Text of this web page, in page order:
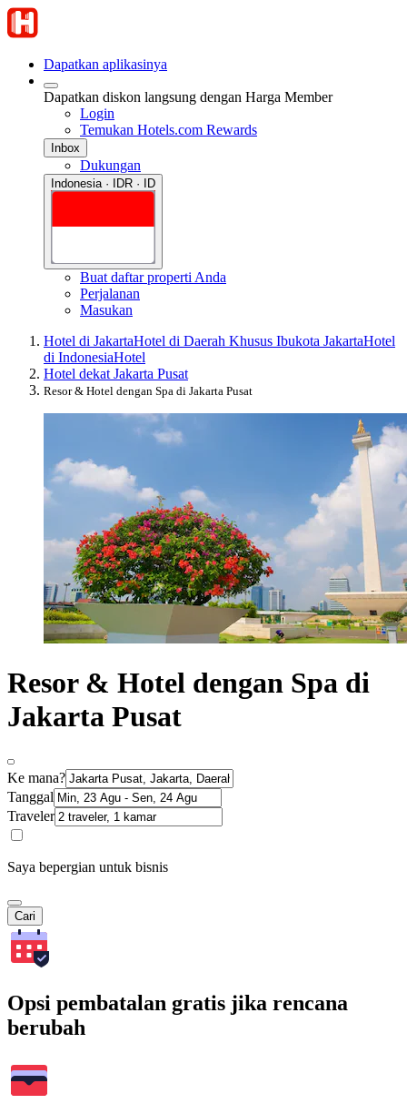
Dapatkan aplikasinya
Dapatkan diskon langsung dengan Harga Member
Login
Temukan Hotels.com Rewards
Inbox
Dukungan
Indonesia · IDR · ID
Buat daftar properti Anda
Perjalanan
Masukan
Hotel di JakartaHotel di Daerah Khusus Ibukota JakartaHotel
di IndonesiaHotel
Hotel dekat Jakarta Pusat
Resor & Hotel dengan Spa di Jakarta Pusat
Resor & Hotel dengan Spa di
Jakarta Pusat
Ke mana?
Tanggal
Traveler
Saya bepergian untuk bisnis
Cari
Opsi pembatalan gratis jika rencana
berubah